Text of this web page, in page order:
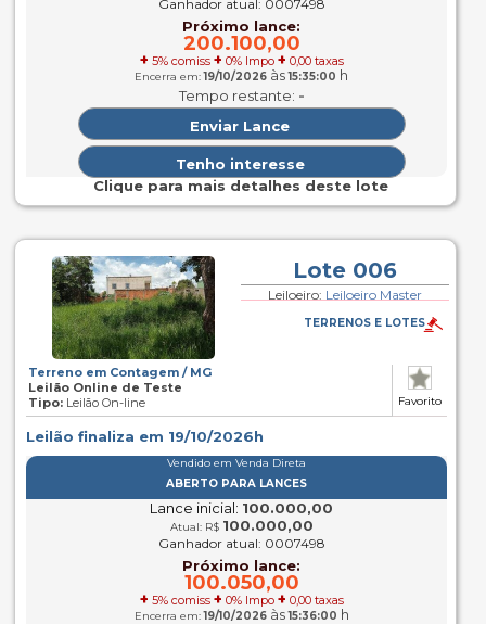
Ganhador atual: 0007498
Próximo lance:
200.100,00
+ 5% comiss + 0% Impo + 0,00 taxas
Encerra em: 19/10/2026 às15:35:00 h
Tempo restante: -
Clique para mais detalhes deste lote
Lote 006
Leiloeiro: Leiloeiro Master
Terreno em Contagem / MG
Leilão Online de Teste
Tipo:Leilão On-line Favorito
TERRENOS E LOTES
Leilão finaliza em 19/10/2026h
Vendido em Venda Direta
ABERTO PARA LANCES
Lance inicial: 100.000,00
Atual: R$ 100.000,00
Ganhador atual: 0007498
Próximo lance:
100.050,00
+ 5% comiss + 0% Impo + 0,00 taxas
Encerra em: 19/10/2026às15:36:00 h